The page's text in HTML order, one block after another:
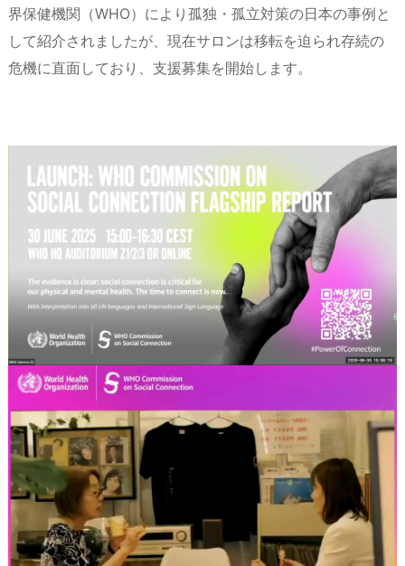
界保健機関（WHO）により孤独・孤立対策の日本の事例と
して紹介されましたが、現在サロンは移転を迫られ存続の
危機に直面しており、支援募集を開始します。